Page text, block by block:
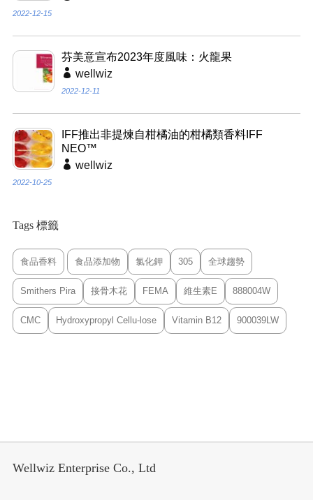
2022-12-15
芬美意宣布2023年度風味：火龍果
wellwiz
2022-12-11
IFF推出非提煉自柑橘油的柑橘類香料IFF
NEO™
wellwiz
2022-10-25
Tags 標籤
食品香料 食品添加物 氯化鉀 305 全球趨勢
Smithers Pira 接骨木花 FEMA 維生素E 888004W
CMC Hydroxypropyl Cellu-lose Vitamin B12 900039LW
Wellwiz Enterprise Co., Ltd